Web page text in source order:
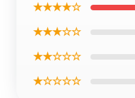
★★★★☆
★★★☆☆
★★☆☆☆
★☆☆☆☆